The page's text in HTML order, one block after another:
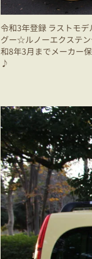
令和3年登録 ラストモ
グー☆ルノーエクステ
和8年3月までメーカー
♪